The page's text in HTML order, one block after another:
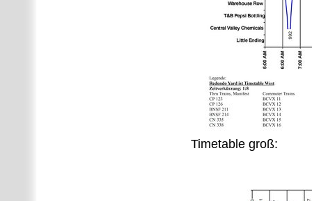
Timetable groß: